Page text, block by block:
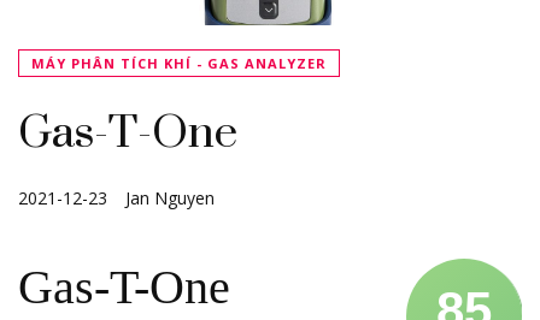
MÁY PHÂN TÍCH KHÍ - GAS ANALYZER
Gas-T-One
Jan Nguyen
2021-12-23
Gas-T-One